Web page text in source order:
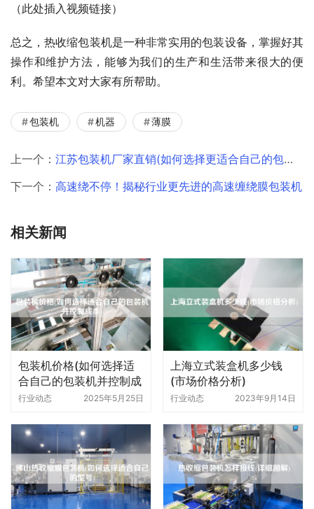
（此处插入视频链接）
总之，热收缩包装机是一种非常实用的包装设备，掌握好其
操作和维护方法，能够为我们的生产和生活带来很大的便
利。希望本文对大家有所帮助。
包装机 机器 薄膜
上一个： 江苏包装机厂家直销(如何选择更适合自己的包装机)
下一个： 高速绕不停！揭秘行业更先进的高速缠绕膜包装机
相关新闻
包装机价格(如何选择适
合自己的包装机并控制成
本)
行业动态 2025年5月25日
上海立式装盒机多少钱
(市场价格分析)
行业动态 2023年9月14日